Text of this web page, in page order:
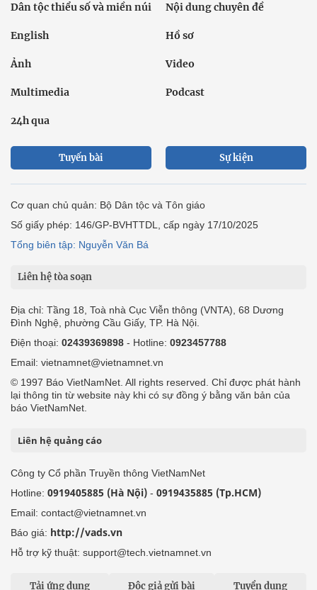
Dân tộc thiểu số và miền núi Nội dung chuyên đề
English Hồ sơ
Ảnh Video
Multimedia Podcast
24h qua
Tuyến bài Sự kiện
Cơ quan chủ quản: Bộ Dân tộc và Tôn giáo
Số giấy phép: 146/GP-BVHTTDL, cấp ngày 17/10/2025
Tổng biên tập: Nguyễn Văn Bá
Liên hệ tòa soạn
Địa chỉ: Tầng 18, Toà nhà Cục Viễn thông (VNTA), 68 Dương
Đình Nghệ, phường Cầu Giấy, TP. Hà Nội.
Điện thoại: 02439369898 - Hotline: 0923457788
Email: vietnamnet@vietnamnet.vn
© 1997 Báo VietNamNet. All rights reserved. Chỉ được phát hành
lại thông tin từ website này khi có sự đồng ý bằng văn bản của
báo VietNamNet.
Liên hệ quảng cáo
Công ty Cổ phần Truyền thông VietNamNet
Hotline: 0919405885 (Hà Nội) - 0919435885 (Tp.HCM)
Email: contact@vietnamnet.vn
Báo giá: http://vads.vn
Hỗ trợ kỹ thuật: support@tech.vietnamnet.vn
Tải ứng dụng Độc giả gửi bài Tuyển dụng